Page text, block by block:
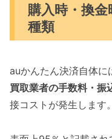
購入時・換
種類
auかんたん決済自体に
買取業者の手数料・振
接コストが発生します。